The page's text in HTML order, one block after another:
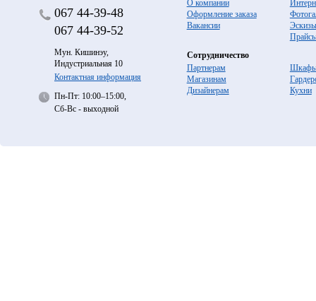
067 44-39-48
067 44-39-52
Мун. Кишинэу,
Индустриальная 10
Контактная информация
Пн-Пт: 10:00–15:00,
Сб-Вс - выходной
О компании
Оформление заказа
Вакансии
Эскизы
Сотрудничество
Партнерам
Магазинам
Дизайнерам
Кухни